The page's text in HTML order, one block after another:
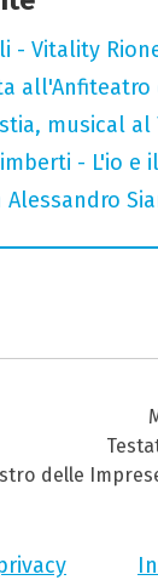
- Vitality
all'Anfiteatro
musical al
- L'io
Alessandro
delle